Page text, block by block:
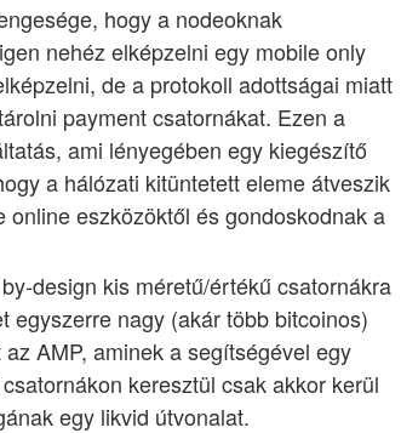
hogy a nodeoknak
nehéz elképzelni egy mobile only
de a protokoll adottságai miatt
payment csatornákat. Ezen a
ami lényegében egy kiegészítő
a hálózati kitüntetett eleme átveszik
eszközöktől és gondoskodnak a
design kis méretű/értékű csatornákra
egyszerre nagy (akár több bitcoinos)
AMP, aminek a segítségével egy
keresztül csak akkor kerül
egy likvid útvonalat.